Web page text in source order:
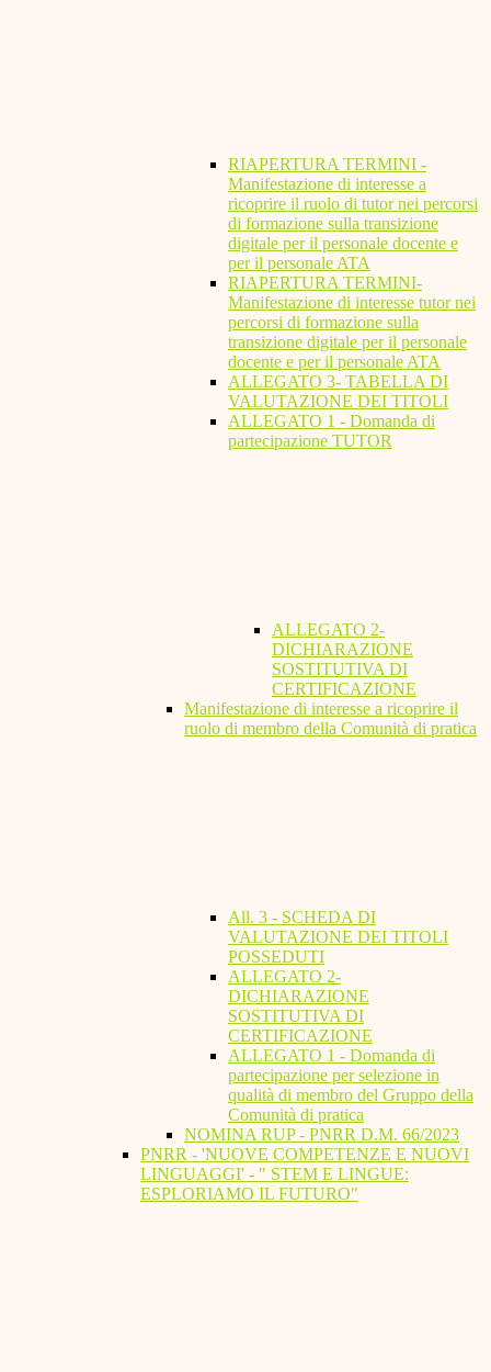
RIAPERTURA TERMINI -
Manifestazione di interesse a
ricoprire il ruolo di tutor nei percorsi
di formazione sulla transizione
digitale per il personale docente e
per il personale ATA
RIAPERTURA TERMINI-
Manifestazione di interesse tutor nei
percorsi di formazione sulla
transizione digitale per il personale
docente e per il personale ATA
ALLEGATO 3- TABELLA DI
VALUTAZIONE DEI TITOLI
ALLEGATO 1 - Domanda di
partecipazione TUTOR
ALLEGATO 2-
DICHIARAZIONE
SOSTITUTIVA DI
CERTIFICAZIONE
Manifestazione di interesse a ricoprire il
ruolo di membro della Comunità di pratica
All. 3 - SCHEDA DI
VALUTAZIONE DEI TITOLI
POSSEDUTI
ALLEGATO 2-
DICHIARAZIONE
SOSTITUTIVA DI
CERTIFICAZIONE
ALLEGATO 1 - Domanda di
partecipazione per selezione in
qualità di membro del Gruppo della
Comunità di pratica
NOMINA RUP - PNRR D.M. 66/2023
PNRR - 'NUOVE COMPETENZE E NUOVI
LINGUAGGI' - " STEM E LINGUE:
ESPLORIAMO IL FUTURO"